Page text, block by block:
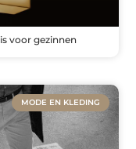
voor gezinnen
MODE EN KLEDING